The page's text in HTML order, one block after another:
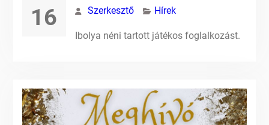
16 Szerkesztő Hírek
Ibolya néni tartott játékos foglalkozást.